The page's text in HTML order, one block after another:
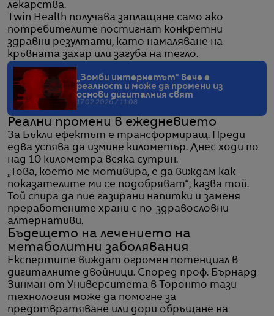
лекарства.
Twin Health получава заплащане само ако
потребителите постигнат конкретни
здравни резултати, като намаляване на
кръвната захар или загуба на тегло.
„Зомби интернетът“ вече е
реалност и може да промени из
основи дигиталния свят
17.02.2026 / 11:08
Реални промени в ежедневието
За Бъкли ефектът е трансформиращ. Преди
едва успява да измине километър. Днес ходи по
над 10 километра всяка сутрин.
„Това, което ме мотивира, е да виждам как
показателите ми се подобряват“, казва той.
Той спира да пие газирани напитки и заменя
преработените храни с по-здравословни
алтернативи.
Бъдещето на лечението на
метаболитни заболявания
Експертите виждат огромен потенциал в
дигиталните двойници. Според проф. Бърнард
Зинман от Университета в Торонто тази
технология може да помогне за
предотвратяване или дори обръщане на